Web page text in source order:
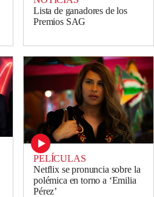
Lista de ganadores de los
Premios SAG
PELÍCULAS
Netflix se pronuncia sobre la
polémica en torno a ‘Emilia
Pérez’